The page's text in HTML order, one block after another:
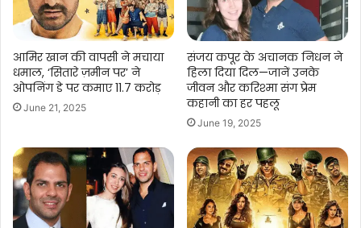
आमिर खान की वापसी ने मचाया
धमाल, ‘सितारे ज़मीन पर’ ने
ओपनिंग डे पर कमाए 11.7 करोड़
June 21, 2025
संजय कपूर के अचानक निधन ने
हिला दिया दिल—जानें उनके
जीवन और करिश्मा संग प्रेम
कहानी का हर पहलू
June 19, 2025